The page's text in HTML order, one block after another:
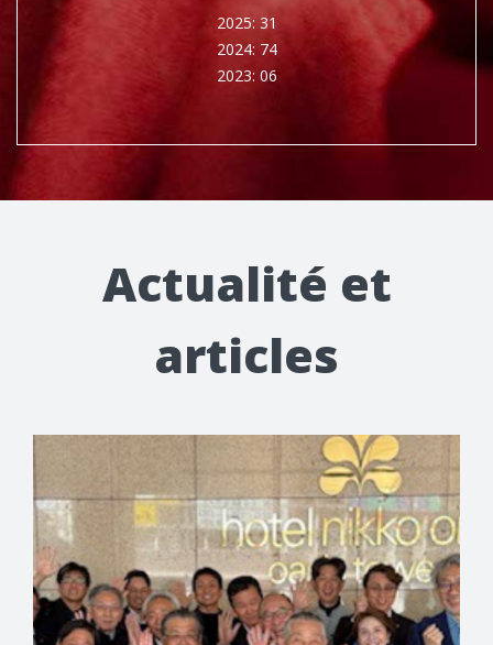
2025: 31
2024: 74
2023: 06
Actualité et
articles